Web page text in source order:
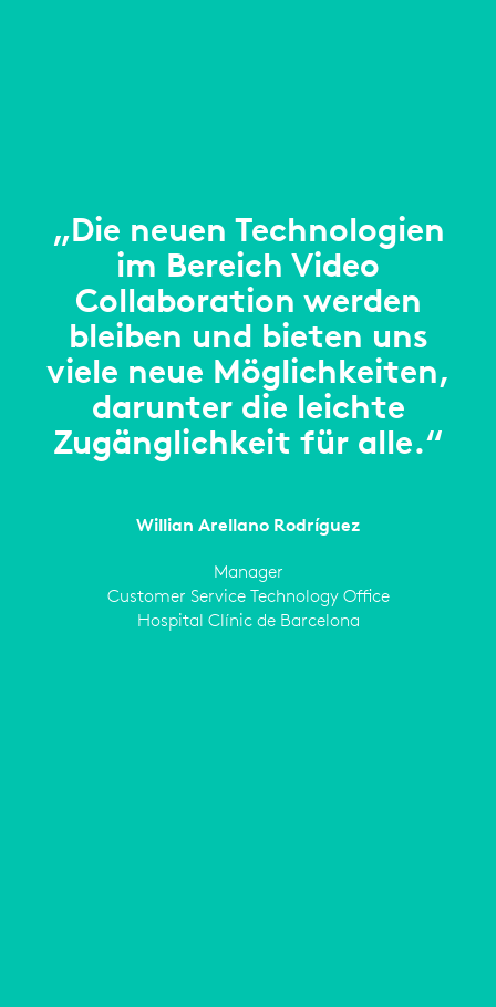
„Die neuen Technologien
im Bereich Video
Collaboration werden
bleiben und bieten uns
viele neue Möglichkeiten,
darunter die leichte
Zugänglichkeit für alle.“
Willian Arellano Rodríguez
Manager
Customer Service Technology Office
Hospital Clínic de Barcelona